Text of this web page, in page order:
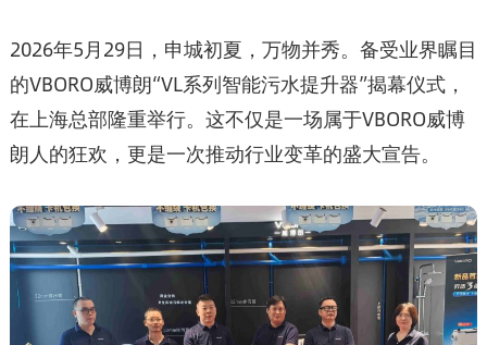
2026年5月29日，申城初夏，万物并秀。备受业界瞩目
的VBORO威博朗“VL系列智能污水提升器”揭幕仪式，
在上海总部隆重举行。这不仅是一场属于VBORO威博
朗人的狂欢，更是一次推动行业变革的盛大宣告。